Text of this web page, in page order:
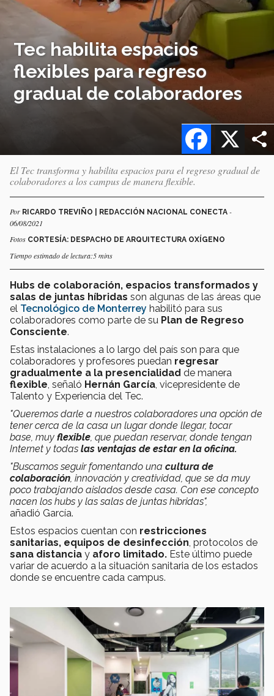
Tec habilita espacios
flexibles para regreso
gradual de colaboradores
X
Facebook
El Tec transforma y habilita espacios para el regreso gradual de
colaboradores a los campus de manera flexible.
Por RICARDO TREVIÑO | REDACCIÓN NACIONAL CONECTA -
06/08/2021
Fotos CORTESÍA: DESPACHO DE ARQUITECTURA OXÍGENO
Tiempo estimado de lectura:5 mins
Hubs de colaboración, espacios transformados y
salas de juntas híbridas son algunas de las áreas que
el Tecnológico de Monterrey habilitó para sus
colaboradores como parte de su Plan de Regreso
Consciente.
Estas instalaciones a lo largo del país son para que
colaboradores y profesores puedan regresar
gradualmente a la presencialidad de manera
flexible , señaló Hernán García , vicepresidente de
Talento y Experiencia del Tec.
"Queremos darle a nuestros colaboradores una opción de
tener cerca de la casa un lugar donde llegar, tocar
base, muy flexible , que puedan reservar, donde tengan
Internet y todas las ventajas de estar en la oficina.
"Buscamos seguir fomentando una cultura de
colaboración , innovación y creatividad, que se da muy
poco trabajando aislados desde casa. Con ese concepto
nacen los hubs y las salas de juntas híbridas",
añadió García.
Estos espacios cuentan con restricciones
sanitarias, equipos de desinfección , protocolos de
sana distancia y aforo limitado. Este último puede
variar de acuerdo a la situación sanitaria de los estados
donde se encuentre cada campus.